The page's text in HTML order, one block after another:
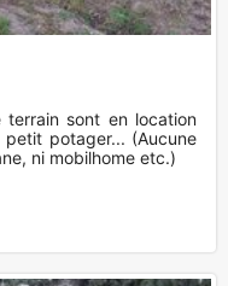
terrain sont en location
potager... (Aucune
ni mobilhome etc.)